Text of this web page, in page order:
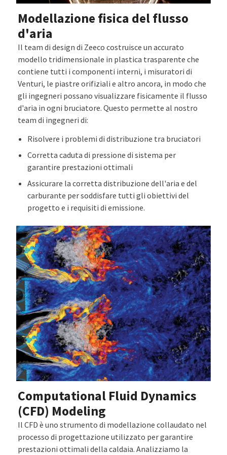
Modellazione fisica del flusso
d'aria
Il team di design di Zeeco costruisce un accurato
modello tridimensionale in plastica trasparente che
contiene tutti i componenti interni, i misuratori di
Venturi, le piastre orifiziali e altro ancora, in modo che
gli ingegneri possano visualizzare fisicamente il flusso
d'aria in ogni bruciatore. Questo permette al nostro
team di ingegneri di:
Risolvere i problemi di distribuzione tra bruciatori
Corretta caduta di pressione di sistema per
garantire prestazioni ottimali
Assicurare la corretta distribuzione dell'aria e del
carburante per soddisfare tutti gli obiettivi del
progetto e i requisiti di emissione.
Computational Fluid Dynamics
(CFD) Modeling
Il CFD è uno strumento di modellazione collaudato nel
processo di progettazione utilizzato per garantire
prestazioni ottimali della caldaia. Analizziamo la